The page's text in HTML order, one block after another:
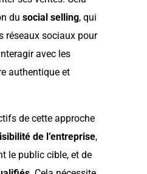
du social selling, qui
réseaux sociaux pour
avec les
authentique et
de cette approche
de l’entreprise,
le public cible, et de